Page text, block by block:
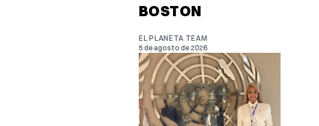
BOSTON
EL PLANETA TEAM
5 de agosto de 2026